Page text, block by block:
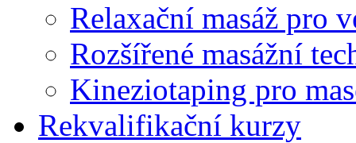
Relaxační masáž pro
Rozšířené masážní
Kineziotaping pro
Rekvalifikační kurzy